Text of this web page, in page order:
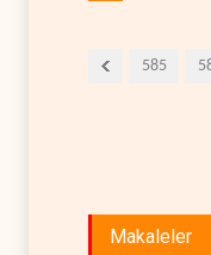
585
Makaleler